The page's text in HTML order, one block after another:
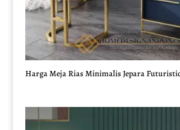
Harga Meja Rias Minimalis Jepara